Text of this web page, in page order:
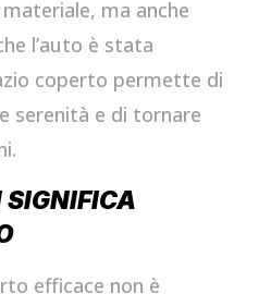
ma anche
l’auto è stata
coperto permette di
serenità e di tornare
SIGNIFICA
efficace non è